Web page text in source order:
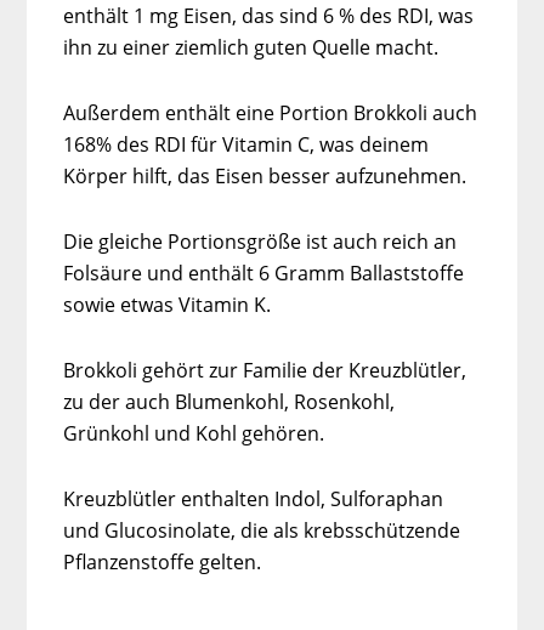
enthält 1 mg Eisen, das sind 6 % des RDI, was
ihn zu einer ziemlich guten Quelle macht.
Außerdem enthält eine Portion Brokkoli auch
168% des RDI für Vitamin C, was deinem
Körper hilft, das Eisen besser aufzunehmen.
Die gleiche Portionsgröße ist auch reich an
Folsäure und enthält 6 Gramm Ballaststoffe
sowie etwas Vitamin K.
Brokkoli gehört zur Familie der Kreuzblütler,
zu der auch Blumenkohl, Rosenkohl,
Grünkohl und Kohl gehören.
Kreuzblütler enthalten Indol, Sulforaphan
und Glucosinolate, die als krebsschützende
Pflanzenstoffe gelten.